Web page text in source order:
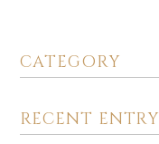
CATEGORY
RECENT ENTRY